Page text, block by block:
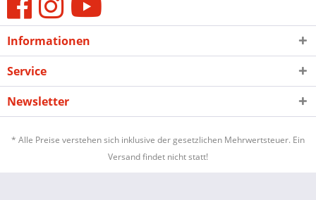
Informationen
Service
Newsletter
* Alle Preise verstehen sich inklusive der gesetzlichen Mehrwertsteuer. Ein
Versand findet nicht statt!